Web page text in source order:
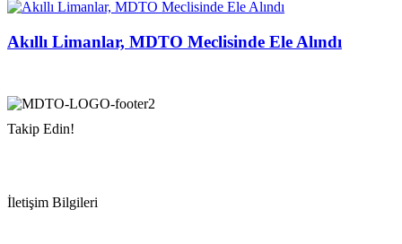
Akıllı Limanlar, MDTO Meclisinde Ele Alındı
Takip Edin!
İletişim Bilgileri